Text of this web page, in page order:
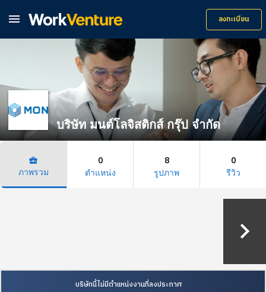
 ลงทะเบียน
บริษัท มนต์โลจิสติกส์ กรุ๊ป จำกัด
business_center
ภาพรวม
0
ตำแหน่ง
8
รูปภาพ
0
รีวิว
keyboard_arrow_right
บริษัทนี้ไม่มีตำแหน่งงานที่ลงประกาศ